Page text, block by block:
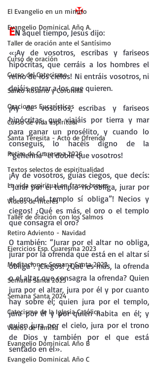
El Evangelio en un minuto
Evangelio Dominical. Año A.
Taller de oración ante el Santísimo
Curso de oración
Curso del Catecismo
Santo Rosario y Coronilla
Oraciones Eucarísticas
Curso de vida espiritual
Santa Teresita - Acto de Ofrenda
Retiro de Cuaresma 2026
Textos selectos de espiritualidad
La vida espiritual en frases breves
Vídeos de interés
Taller de oración con los Salmos
Retiro Adviento - Navidad
Ejercicios Esp. Cuaresma 2023
Meditaciones Semana Santa 2023
Semana Santa 2025
Semana Santa 2024
Catecismo de la Iglesia Católica
Vídeos de familia
Evangelio Dominical. Año B
Evangelio Dominical. Año C
✠
EN aquel tiempo, Jesús dijo:
«¡Ay de vosotros, escribas y fariseos
hipócritas, que cerráis a los hombres el
reino de los cielos! Ni entráis vosotros, ni
dejáis entrar a los que quieren.
¡Ay de vosotros, escribas y fariseos
hipócritas, que viajáis por tierra y mar
para ganar un prosélito, y cuando lo
conseguís, lo hacéis digno de la
“gehenna” el doble que vosotros!
¡Ay de vosotros, guías ciegos, que decís:
“Jurar por el templo no obliga, jurar por
el oro del templo sí obliga”! Necios y
ciegos! ¿Qué es más, el oro o el templo
que consagra el oro?
O también: “Jurar por el altar no obliga,
jurar por la ofrenda que está en el altar sí
obliga”. ¡Ciegos! ¿Qué es más, la ofrenda
o el altar que consagra la ofrenda? Quien
jura por el altar, jura por él y por cuanto
hay sobre él; quien jura por el templo,
jura por él y por quien habita en él; y
quien jura por el cielo, jura por el trono
de Dios y también por el que está
sentado en él».